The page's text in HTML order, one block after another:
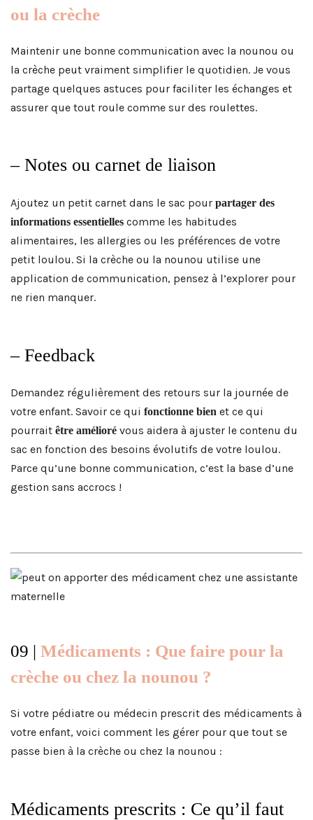
ou la crèche
Maintenir une bonne communication avec la nounou ou
la crèche peut vraiment simplifier le quotidien. Je vous
partage quelques astuces pour faciliter les échanges et
assurer que tout roule comme sur des roulettes.
– Notes ou carnet de liaison
Ajoutez un petit carnet dans le sac pour partager des
informations essentielles comme les habitudes
alimentaires, les allergies ou les préférences de votre
petit loulou. Si la crèche ou la nounou utilise une
application de communication, pensez à l’explorer pour
ne rien manquer.
– Feedback
Demandez régulièrement des retours sur la journée de
votre enfant. Savoir ce qui fonctionne bien et ce qui
pourrait être amélioré vous aidera à ajuster le contenu du
sac en fonction des besoins évolutifs de votre loulou.
Parce qu’une bonne communication, c’est la base d’une
gestion sans accrocs !
09 | Médicaments : Que faire pour la
crèche ou chez la nounou ?
Si votre pédiatre ou médecin prescrit des médicaments à
votre enfant, voici comment les gérer pour que tout se
passe bien à la crèche ou chez la nounou :
Médicaments prescrits : Ce qu’il faut